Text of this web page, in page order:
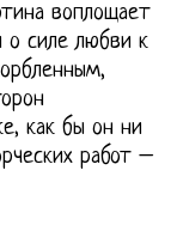
воплощает
силе любви к
как бы он ни
работ –